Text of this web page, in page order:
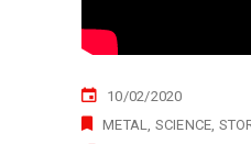
10/02/2020
METAL SCIENCE